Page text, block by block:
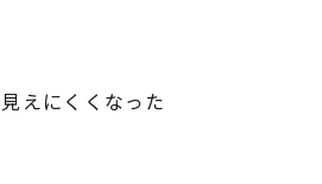
えにくくなった